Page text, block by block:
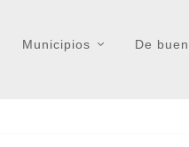
Municipios De